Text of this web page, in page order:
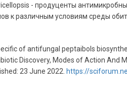
- продуценты
к различным условиям среды
of antifungal peptaibols
Discovery, Modes of Action And
23 June 2022. https://